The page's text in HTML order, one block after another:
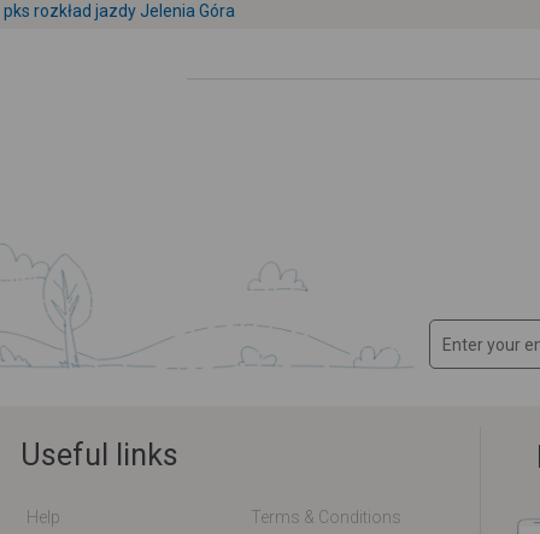
pks rozkład jazdy Jelenia Góra
Useful links
Help
Terms & Conditions